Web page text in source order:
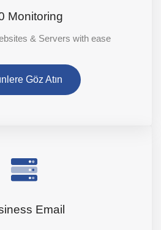
Monitoring
& Servers with ease
Göz Atın
Email